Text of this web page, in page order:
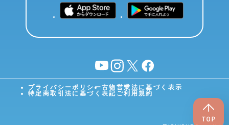
YouTubeinstagram
X facebook
プライバシーポリシー古物営業法に基づく表示
特定商取引法に基づく表記 ご利用規約